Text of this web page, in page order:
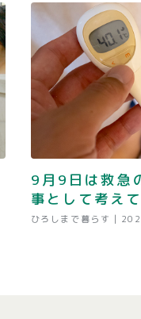
9月9日は救急
事として考え
ひろしまで暮らす |